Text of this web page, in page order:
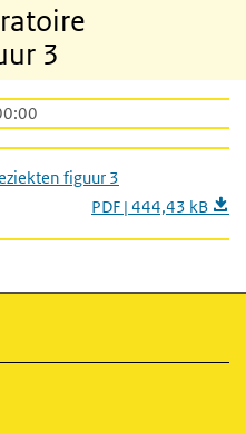
3
figuur 3
PDF | 444,43 kB